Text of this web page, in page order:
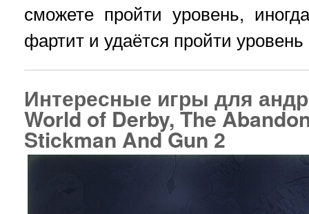
сможете пройти уровень,
фартит и удаётся пройти
Интересные игры для
World of Derby, The
Stickman And Gun 2